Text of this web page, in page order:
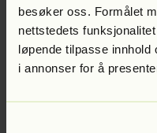
besøker oss. Formålet
nettstedets
løpende tilpasse innhold
i annonser for å